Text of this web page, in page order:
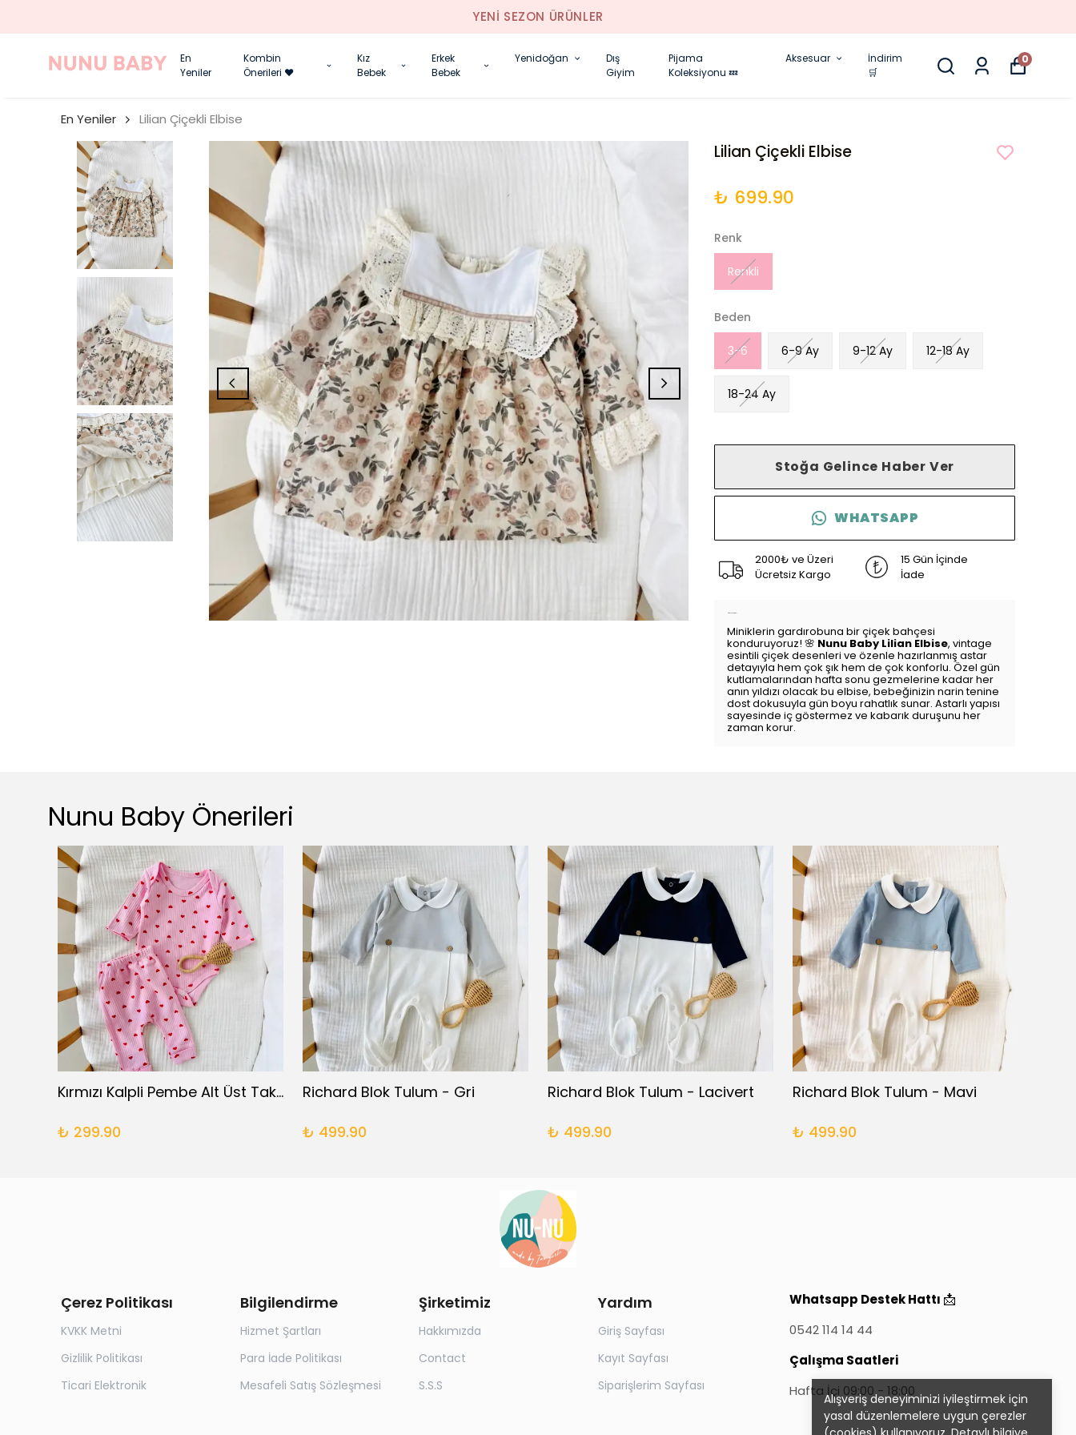
YENI SEZON ÜRÜNLER
En
Yeniler
Kombin
Önerileri ❤️
Kız
Bebek
Erkek
Bebek
Yenidoğan
Dış
Giyim
Pijama
Koleksiyonu 💤
Aksesuar
İndirim
🛒
0
Alışveriş deneyiminizi iyileştirmek için
yasal düzenlemelere uygun çerezler
En Yeniler Lilian Çiçekli Elbise
Lilian Çiçekli Elbise
₺ 699.90
Renk
Renkli
Beden
3-6 6-9 Ay 9-12 Ay 12-18 Ay
18-24 Ay
Stoğa Gelince Haber Ver
WHATSAPP
2000₺ ve Üzeri
Ücretsiz Kargo
15 Gün İçinde
İade
Miniklerin gardırobuna bir çiçek bahçesi
konduruyoruz! 🌸 Nunu Baby Lilian Elbise, vintage
esintili çiçek desenleri ve özenle hazırlanmış astar
detayıyla hem çok şık hem de çok konforlu. Özel gün
kutlamalarından hafta sonu gezmelerine kadar her
anın yıldızı olacak bu elbise, bebeğinizin narin tenine
dost dokusuyla gün boyu rahatlık sunar. Astarlı yapısı
sayesinde iç göstermez ve kabarık duruşunu her
zaman korur.
Nunu Baby Önerileri
Kırmızı Kalpli Pembe Alt Üst Takım
₺ 299.90
Richard Blok Tulum - Gri
₺ 499.90
Richard Blok Tulum - Lacivert
₺ 499.90
Richard Blok Tulum - Mavi
₺ 499.90
Çerez Politikası
KVKK Metni
Gizlilik Politikası
Ticari Elektronik
Bilgilendirme
Hizmet Şartları
Para İade Politikası
Mesafeli Satış Sözleşmesi
Şirketimiz
Hakkımızda
Contact
S.S.S
Yardım
Giriş Sayfası
Kayıt Sayfası
Siparişlerim Sayfası
Whatsapp Destek Hattı 📩
0542 114 14 44
Çalışma Saatleri
Hafta İçi 09:00 - 18:00